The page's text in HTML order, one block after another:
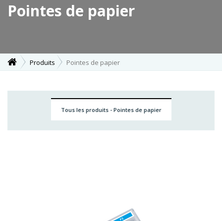
Pointes de papier
Produits Pointes de papier
Tous les produits - Pointes de papier